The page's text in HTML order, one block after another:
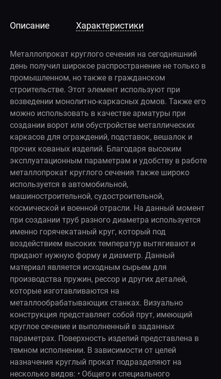
Описание Характеристики
Металлопрокат круглого сечения на сегодняшний
день получил широкое распространение не только в
промышленном, но также в гражданском
строительстве. Этот элемент используют при
возведении монолитно-каркасных домов. Также его
можно использовать в качестве арматуры при
создании ворот или обустройстве металлических
каркасов для ограждений, подставок, вешалок и
прочих кованых изделий. Благодаря высоким
эксплуатационным параметрам и удобству в работе
металлопрокат круглого сечения также широко
используется в автомобильной,
машиностроительной, судостроительной,
космической и военной отрасли. На данный момент
при создании труб разного диаметра используется
именно горячекатаный круг, который под
воздействием высоких температур вытягивают и
придают нужную форму и диаметр. Данный
материал является исходным сырьем для
производства пружин, рессор и других деталей,
которые изготавливаются на
металлообрабатывающих станках. Визуально
конструкция представляет собой прут, имеющий
круглое сечение и выполненный в заданных
параметрах. Поверхность изделий представлена в
темном исполнении. В зависимости от целей
назначения круглый прокат подразделяют на
несколько видов: • Общего и специального